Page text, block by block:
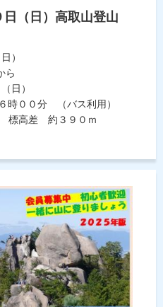
日（日）高取山登山
）
ら
日）
時００分 （バス利用）
標高差 約３９０ｍ